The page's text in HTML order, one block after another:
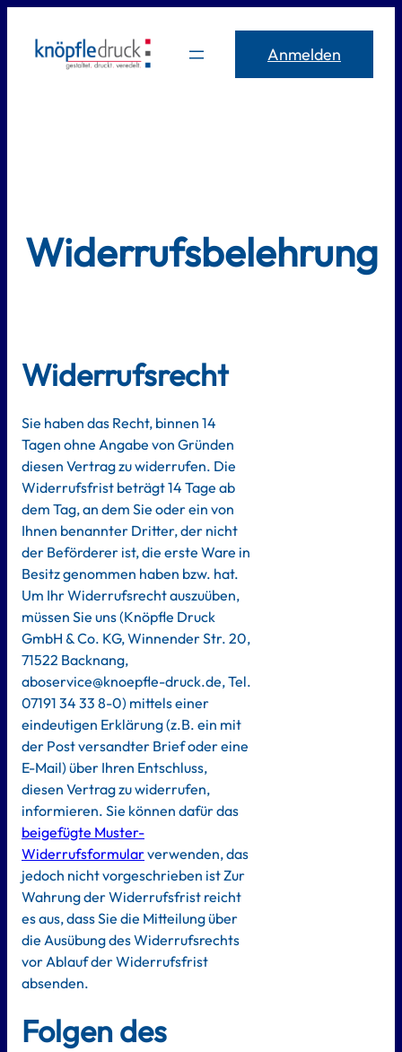
Inhalt
springen
Anmelden
Widerrufsbelehrung
Widerrufsrecht
Sie haben das Recht, binnen 14
Tagen ohne Angabe von Gründen
diesen Vertrag zu widerrufen. Die
Widerrufsfrist beträgt 14 Tage ab
dem Tag, an dem Sie oder ein von
Ihnen benannter Dritter, der nicht
der Beförderer ist, die erste Ware in
Besitz genommen haben bzw. hat.
Um Ihr Widerrufsrecht auszuüben,
müssen Sie uns (Knöpfle Druck
GmbH & Co. KG, Winnender Str. 20,
71522 Backnang,
aboservice@knoepfle-druck.de, Tel.
07191 34 33 8-0) mittels einer
eindeutigen Erklärung (z.B. ein mit
der Post versandter Brief oder eine
E-Mail) über Ihren Entschluss,
diesen Vertrag zu widerrufen,
informieren. Sie können dafür das
beigefügte Muster-
Widerrufsformularverwenden, das
jedoch nicht vorgeschrieben ist Zur
Wahrung der Widerrufsfrist reicht
es aus, dass Sie die Mitteilung über
die Ausübung des Widerrufsrechts
vor Ablauf der Widerrufsfrist
absenden.
Folgen des